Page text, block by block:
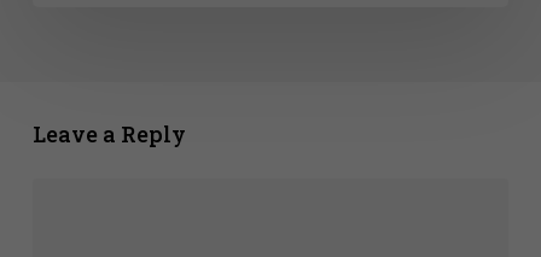
Leave a Reply